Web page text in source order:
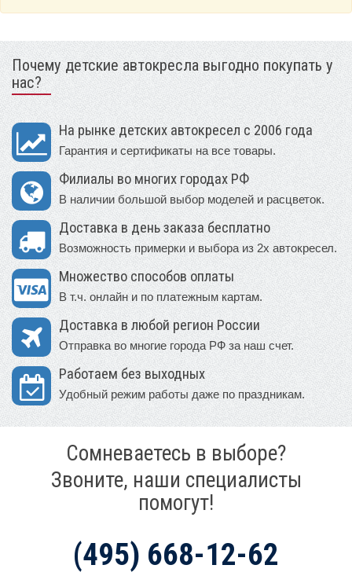
Почему детские автокресла выгодно покупать у
нас?
На рынке детских автокресел с 2006 года
Гарантия и сертификаты на все товары.
Филиалы во многих городах РФ
В наличии большой выбор моделей и расцветок.
Доставка в день заказа бесплатно
Возможность примерки и выбора из 2х автокресел.
Множество способов оплаты
В т.ч. онлайн и по платежным картам.
Доставка в любой регион России
Отправка во многие города РФ за наш счет.
Работаем без выходных
Удобный режим работы даже по праздникам.
Сомневаетесь в выборе?
Звоните, наши специалисты
помогут!
(495) 668-12-62